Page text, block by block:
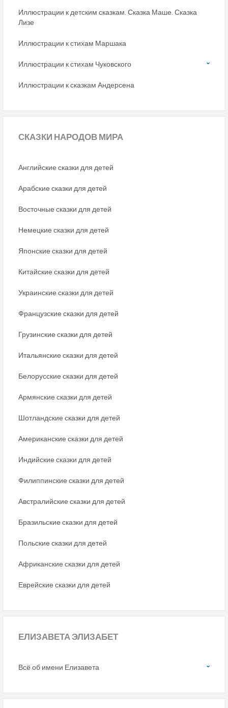
Иллюстрации к детским сказкам. Сказка Маше. Сказка
Лизе
Иллюстрации к стихам Маршака
Иллюстрации к стихам Чуковского
Иллюстрации к сказкам Андерсена
СКАЗКИ НАРОДОВ МИРА
Английские сказки для детей
Арабские сказки для детей
Восточные сказки для детей
Немецкие сказки для детей
Японские сказки для детей
Китайские сказки для детей
Украинские сказки для детей
Французские сказки для детей
Грузинские сказки для детей
Итальянские сказки для детей
Белорусские сказки для детей
Армянские сказки для детей
Шотландские сказки для детей
Американские сказки для детей
Индийские сказки для детей
Филиппинские сказки для детей
Австралийские сказки для детей
Бразильские сказки для детей
Польские сказки для детей
Африканские сказки для детей
Еврейские сказки для детей
ЕЛИЗАВЕТА ЭЛИЗАБЕТ
Всё об имени Елизавета